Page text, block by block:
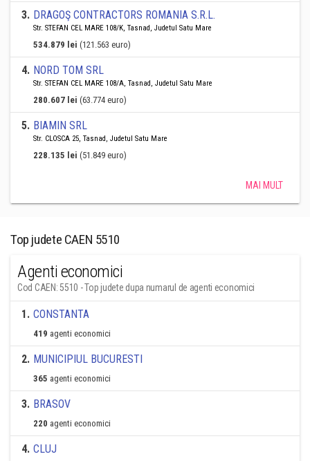
3. DRAGOŞ CONTRACTORS ROMANIA S.R.L.
Str. STEFAN CEL MARE 108/K, Tasnad, Judetul Satu Mare
534.879 lei (121.563 euro)
4. NORD TOM SRL
Str. STEFAN CEL MARE 108/A, Tasnad, Judetul Satu Mare
280.607 lei (63.774 euro)
5. BIAMIN SRL
Str. CLOSCA 25, Tasnad, Judetul Satu Mare
228.135 lei (51.849 euro)
MAI MULT
Top judete CAEN 5510
Agenti economici
Cod CAEN: 5510 - Top judete dupa numarul de agenti economici
1. CONSTANTA
419 agenti economici
2. MUNICIPIUL BUCURESTI
365 agenti economici
3. BRASOV
220 agenti economici
4. CLUJ